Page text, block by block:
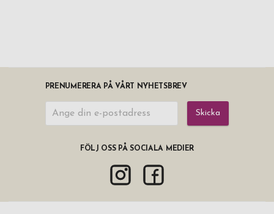
PRENUMERERA PÅ VÅRT NYHETSBREV
Skicka
FÖLJ OSS PÅ SOCIALA MEDIER